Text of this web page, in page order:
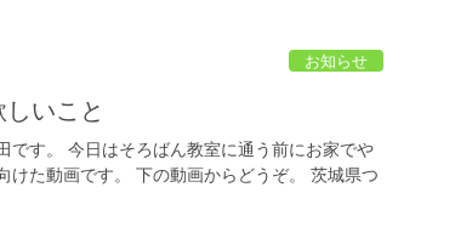
お知らせ
いこと
です。 今日はそろばん教室に通う前にお家でや
けた動画です。 下の動画からどうぞ。 茨城県つ